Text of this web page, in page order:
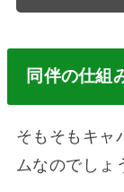
同伴の仕組
そもそもキャ
ムなのでしょ